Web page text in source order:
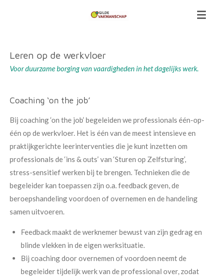
hoofdinhoud
Leren op de werkvloer
Voor duurzame borging van vaardigheden in het dagelijks werk.
Coaching ‘on the job’
Bij coaching ‘on the job’ begeleiden we professionals één-op-
één op de werkvloer. Het is één van de meest intensieve en
praktijkgerichte leerinterventies die je kunt inzetten om
professionals de ‘ins & outs’ van ‘Sturen op Zelfsturing’,
stress-sensitief werken bij te brengen. Technieken die de
begeleider kan toepassen zijn o.a. feedback geven, de
beroepshandeling voordoen of overnemen en de handeling
samen uitvoeren.
Feedback maakt de werknemer bewust van zijn gedrag en
blinde vlekken in de eigen werksituatie.
Bij coaching door overnemen of voordoen neemt de
begeleider tijdelijk werk van de professional over, zodat